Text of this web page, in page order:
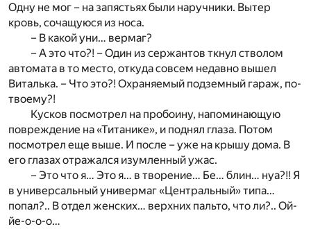
Одну не мог – на запястьях были наручники. Вытер
кровь, сочащуюся из носа.
– В какой уни… вермаг?
– А это что?! – Один из сержантов ткнул стволом
автомата в то место, откуда совсем недавно вышел
Виталька. – Что это?! Охраняемый подземный гараж, по-
твоему?!
Кусков посмотрел на пробоину, напоминающую
повреждение на «Титанике», и поднял глаза. Потом
посмотрел еще выше. И после – уже на крышу дома. В
его глазах отражался изумленный ужас.
– Это что я… Это я… в творение… Бе… блин… нуа?!! Я
в универсальный универмаг «Центральный» типа…
попал?.. В отдел женских… верхних пальто, что ли?.. Ой-
йе-о-о-о…